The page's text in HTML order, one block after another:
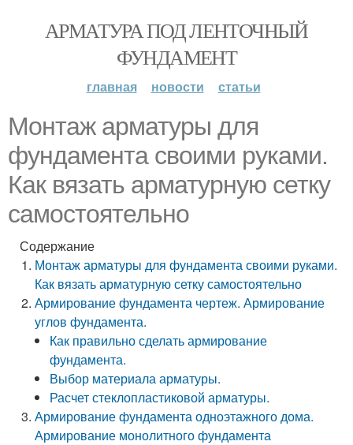
АРМАТУРА ПОД ЛЕНТОЧНЫЙ
ФУНДАМЕНТ
главная новости статьи
Монтаж арматуры для
фундамента своими руками.
Как вязать арматурную сетку
самостоятельно
Содержание
Монтаж арматуры для фундамента своими руками.
Как вязать арматурную сетку самостоятельно
Армирование фундамента чертеж. Армирование
углов фундамента.
Как правильно сделать армирование
фундамента.
Выбор материала арматуры.
Расчет стеклопластиковой арматуры.
Армирование фундамента одноэтажного дома.
Армирование монолитного фундамента